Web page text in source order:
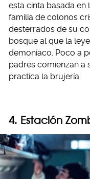
esta cinta basada en
familia de colonos
desterrados de su
bosque al que la
demoníaco. Poco a
padres comienzan a
practica la brujería.
4. Estación